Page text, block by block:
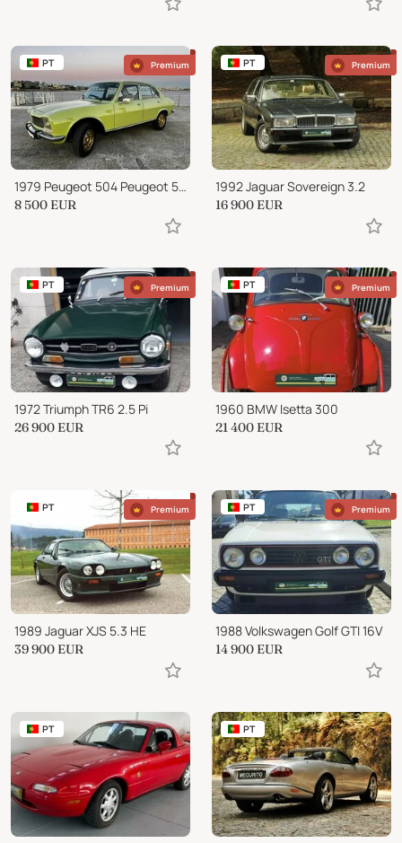
PT Premium
1979 Peugeot 504 Peugeot 504 GR
8 500 EUR
PT Premium
1992 Jaguar Sovereign 3.2
16 900 EUR
PT Premium
1972 Triumph TR6 2.5 Pi
26 900 EUR
PT Premium
1960 BMW Isetta 300
21 400 EUR
PT Premium
1989 Jaguar XJS 5.3 HE
39 900 EUR
PT Premium
1988 Volkswagen Golf GTI 16V
14 900 EUR
PT PT